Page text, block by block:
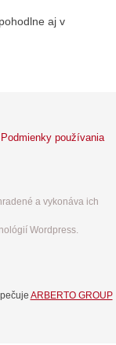
aj v
Podmienky používania
a vykonáva ich
Wordpress.
ARBERTO GROUP